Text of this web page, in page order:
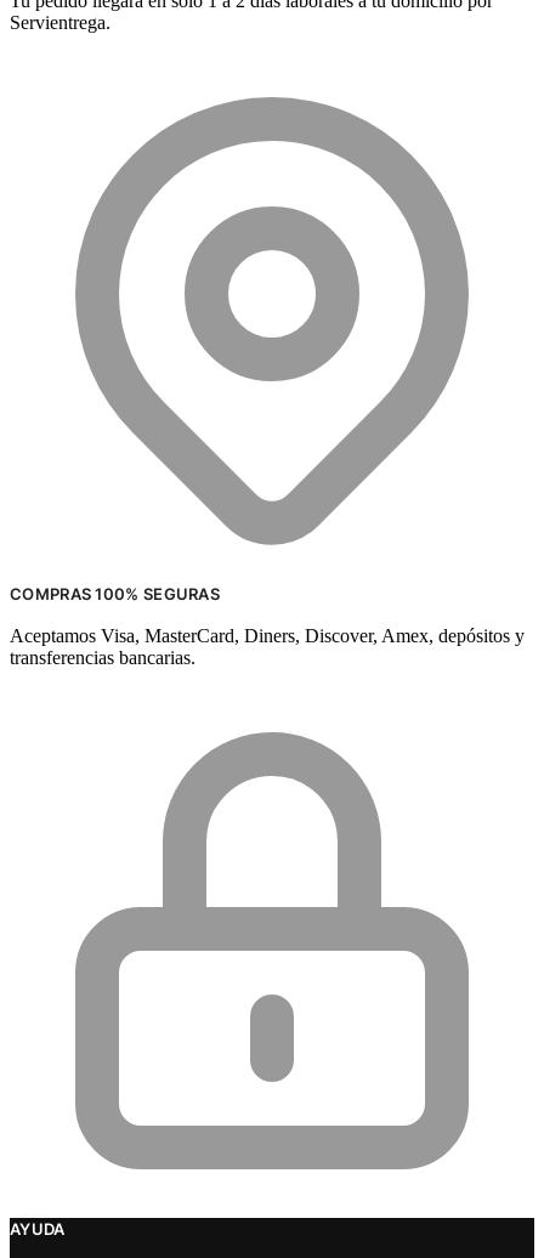
Servientrega.
COMPRAS 100% SEGURAS
Aceptamos Visa, MasterCard, Diners, Discover, Amex, depósitos y
transferencias bancarias.
AYUDA